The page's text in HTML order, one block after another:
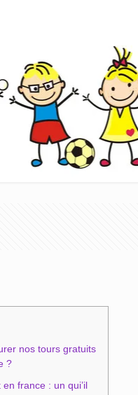
nos tours gratuits
?
france : un qui’il